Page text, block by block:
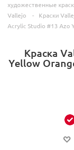
художественные
Vallеjo
- Краски
Acrylic Studio #13 Azo
Краска
Yellow